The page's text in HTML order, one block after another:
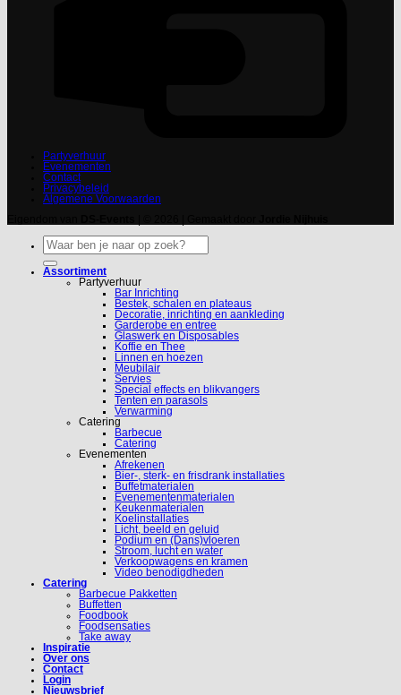
Partyverhuur
Evenementen
Contact
Privacybeleid
Algemene Voorwaarden
Zoeken
naar:
Assortiment
Partyverhuur
Bar Inrichting
Bestek, schalen en plateaus
Decoratie, inrichting en aankleding
Garderobe en entree
Glaswerk en Disposables
Koffie en Thee
Linnen en hoezen
Meubilair
Servies
Special effects en blikvangers
Tenten en parasols
Verwarming
Catering
Barbecue
Catering
Evenementen
Afrekenen
Bier-, sterk- en frisdrank installaties
Buffetmaterialen
Evenementenmaterialen
Keukenmaterialen
Koelinstallaties
Licht, beeld en geluid
Podium en (Dans)vloeren
Stroom, lucht en water
Verkoopwagens en kramen
Video benodigdheden
Catering
Barbecue Pakketten
Buffetten
Foodbook
Foodsensaties
Take away
Inspiratie
Over ons
Contact
Login
Nieuwsbrief